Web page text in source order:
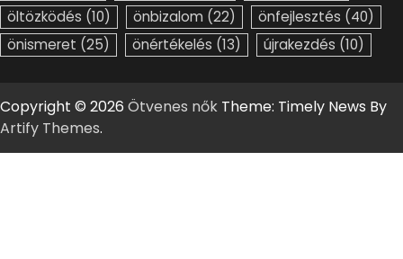
öltözködés (10) önbizalom (22) önfejlesztés (40)
önismeret (25) önértékelés (13) újrakezdés (10)
Copyright © 2026 Ötvenes nők Theme: Timely News By
Artify Themes.